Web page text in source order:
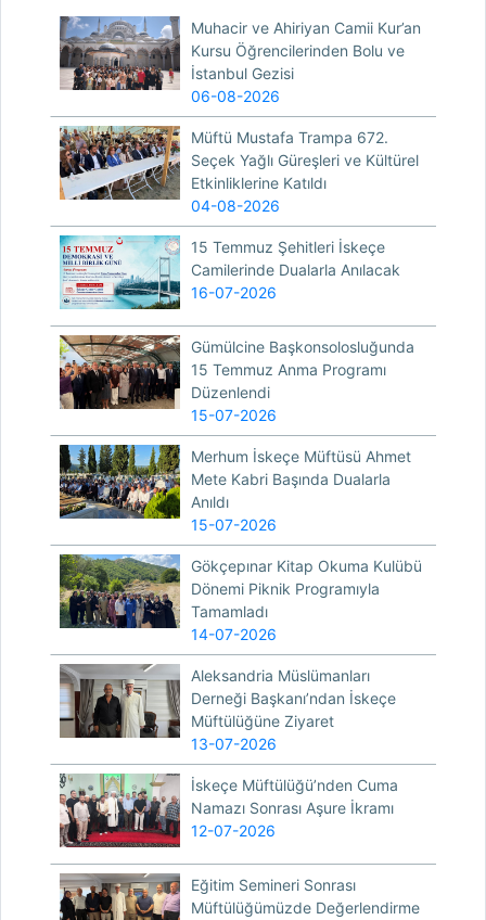
Muhacir ve Ahiriyan Camii Kur’an
Kursu Öğrencilerinden Bolu ve
İstanbul Gezisi
06-08-2026
Müftü Mustafa Trampa 672.
Seçek Yağlı Güreşleri ve Kültürel
Etkinliklerine Katıldı
04-08-2026
15 Temmuz Şehitleri İskeçe
Camilerinde Dualarla Anılacak
16-07-2026
Gümülcine Başkonsolosluğunda
15 Temmuz Anma Programı
Düzenlendi
15-07-2026
Merhum İskeçe Müftüsü Ahmet
Mete Kabri Başında Dualarla
Anıldı
15-07-2026
Gökçepınar Kitap Okuma Kulübü
Dönemi Piknik Programıyla
Tamamladı
14-07-2026
Aleksandria Müslümanları
Derneği Başkanı’ndan İskeçe
Müftülüğüne Ziyaret
13-07-2026
İskeçe Müftülüğü’nden Cuma
Namazı Sonrası Aşure İkramı
12-07-2026
Eğitim Semineri Sonrası
Müftülüğümüzde Değerlendirme